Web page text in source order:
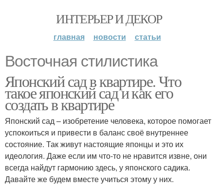
ИНТЕРЬЕР И ДЕКОР
главная новости статьи
Восточная стилистика
Японский сад в квартире. Что
такое японский сад и как его
создать в квартире
Японский сад – изобретение человека, которое помогает
успокоиться и привести в баланс своё внутреннее
состояние. Так живут настоящие японцы и это их
идеология. Даже если им что-то не нравится извне, они
всегда найдут гармонию здесь, у японского садика.
Давайте же будем вместе учиться этому у них.